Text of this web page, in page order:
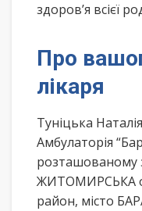
здоров’я всієї
Про
лікаря
Туніцька
Амбулаторія
розташованому
ЖИТОМИРСЬКА
район, місто